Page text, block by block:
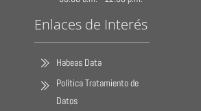
Enlaces de Interés
Habeas Data
Política Tratamiento de
Datos